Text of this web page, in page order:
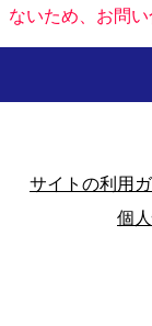
ないため、お問
サイトの利用
個